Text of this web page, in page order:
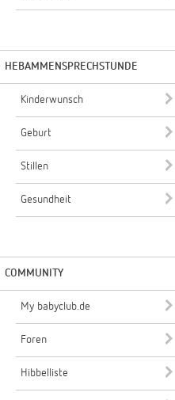
HEBAMMENSPRECHSTUNDE
Kinderwunsch
Geburt
Stillen
Gesundheit
COMMUNITY
My babyclub.de
Foren
Hibbelliste